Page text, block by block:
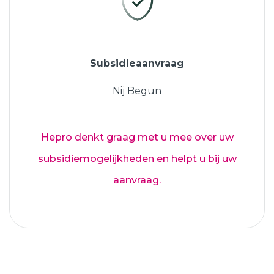
Subsidieaanvraag
Nij Begun
Hepro denkt graag met u mee over uw
subsidiemogelijkheden en helpt u bij uw
aanvraag.